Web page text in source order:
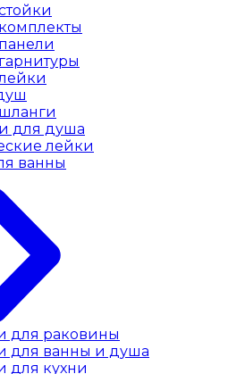
для душа
лейки
ванны
для раковины
для ванны и душа
для кухни